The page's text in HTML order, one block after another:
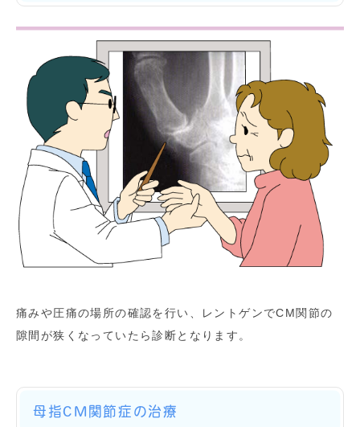
痛みや圧痛の場所の確認を行い、レントゲンでCM関節の
隙間が狭くなっていたら診断となります。
母指CM関節症の治療